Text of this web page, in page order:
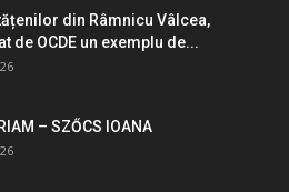
din Râmnicu Vâlcea,
de OCDE un exemplu de...
– SZŐCS IOANA